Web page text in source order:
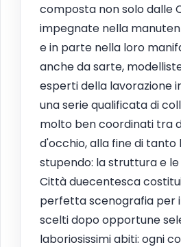
composta non solo dalle
impegnate nella
e in parte nella loro
anche da sarte,
esperti della lavorazione
una serie qualificata di
molto ben coordinati tra
d'occhio, alla fine di tanto
stupendo: la struttura e
Città duecentesca
perfetta scenografia per
scelti dopo opportune
laboriosissimi abiti: ogni